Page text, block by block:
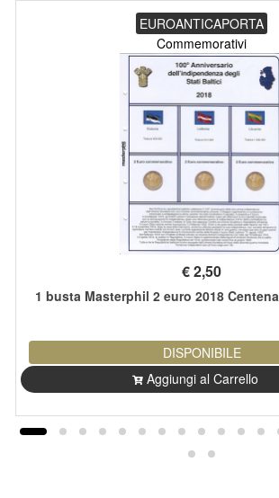
EUROANTICAPORTA
Commemorativi
€2,50
1 busta Masterphil 2 euro 2018
DISPONIBILE
Aggiungi al Carrello